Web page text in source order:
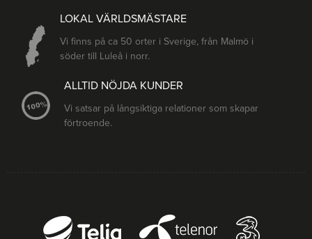
LOKAL VÄRLDSMÄSTARE
Vi finns på ca 50 orter i Sverige, från Malmö i
söder till Luleå i norr.
ALLTID NÖJDA KUNDER
Vi satsar på långsiktiga relationer som skapar
förtroende.